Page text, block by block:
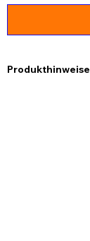
Produkthinweise